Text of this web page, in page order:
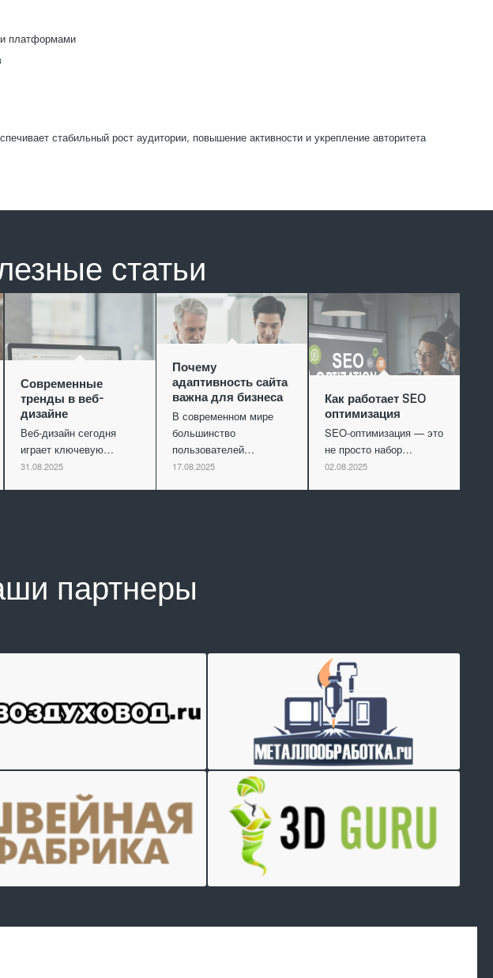
платформами
стабильный рост аудитории, повышение активности и укрепление авторитета
статьи
Современные
тренды в веб-
дизайне
Веб-дизайн сегодня
играет ключевую…
31.08.2025
Почему
адаптивность сайта
важна для бизнеса
В современном мире
большинство
пользователей…
17.08.2025
Как работает SEO
оптимизация
SEO-оптимизация — это
не просто набор…
02.08.2025
партнеры